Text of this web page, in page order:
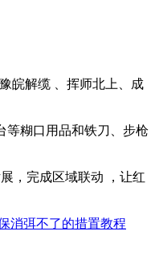
 、挥师北上 、成
口用品和铁刀、步枪
，完成区域联动 ，让红
保消弭不了的措置教程